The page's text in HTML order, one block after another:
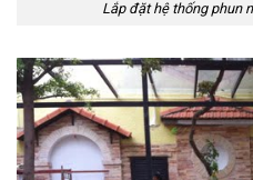
Lắp đặt hệ thống phun